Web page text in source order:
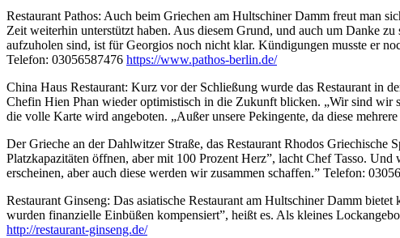
Restaurant Pathos: Auch beim Griechen am Hultschiner Damm freut man
Zeit weiterhin unterstützt haben. Aus diesem Grund, und auch um Danke
aufzuholen sind, ist für Georgios noch nicht klar. Kündigungen musste er
Telefon: 03056587476 https://www.pathos-berlin.de/
China Haus Restaurant: Kurz vor der Schließung wurde das Restaurant in
Chefin Hien Phan wieder optimistisch in die Zukunft blicken. „Wir sind wir
die volle Karte wird angeboten. „Außer unsere Pekingente, da diese
Der Grieche an der Dahlwitzer Straße, das Restaurant Rhodos
Platzkapazitäten öffnen, aber mit 100 Prozent Herz”, lacht Chef Tasso.
erscheinen, aber auch diese werden wir zusammen schaffen.” Telefon:
Restaurant Ginseng: Das asiatische Restaurant am Hultschiner Damm
wurden finanzielle Einbüßen kompensiert”, heißt es. Als kleines
http://restaurant-ginseng.de/